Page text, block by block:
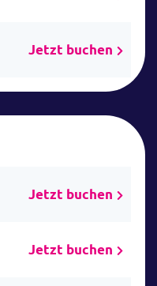
Jetzt buchen
Jetzt buchen
Jetzt buchen